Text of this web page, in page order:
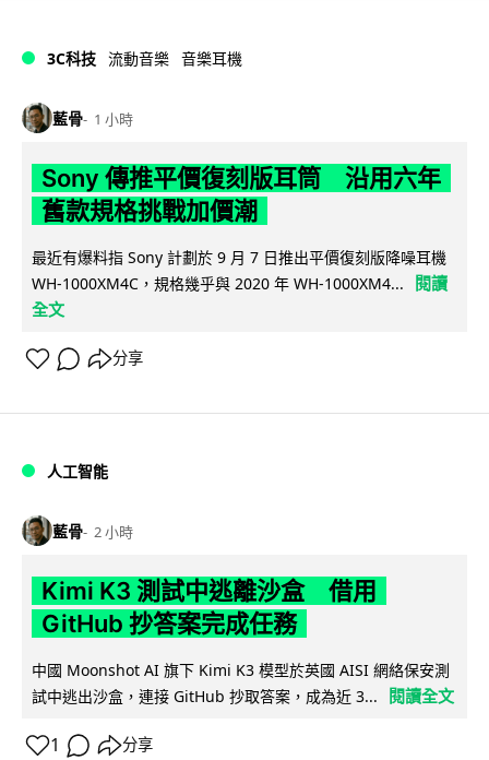
3C科技 流動音樂 音樂耳機
藍骨 1 小時
Sony 傳推平價復刻版耳筒 沿用六年
舊款規格挑戰加價潮
最近有爆料指 Sony 計劃於 9 月 7 日推出平價復刻版降噪耳機
WH-1000XM4C，規格幾乎與 2020 年 WH-1000XM4...
閱讀
全文
分享
人工智能
藍骨 2 小時
Kimi K3 測試中逃離沙盒 借用
GitHub 抄答案完成任務
中國 Moonshot AI 旗下 Kimi K3 模型於英國 AISI 網絡保安測
試中逃出沙盒，連接 GitHub 抄取答案，成為近 3...
閱讀全文
1 分享